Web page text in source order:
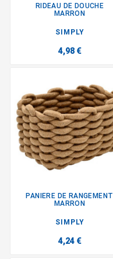
RIDEAU DE DOUCHE
MARRON
SIMPLY
4,98 €
PANIERE DE RANGEMENT
MARRON
SIMPLY
4,24 €